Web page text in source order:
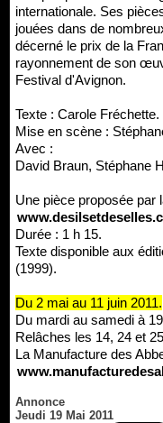
internationale. Ses
jouées dans de
décerné le prix de la
rayonnement de son
Festival d'Avignon.
Texte : Carole Fréchette.
Mise en scène :
Avec :
David Braun, Stéphane
Une pièce proposée par
Durée : 1 h 15.
Texte disponible aux
(1999).
Du 2 mai au 11 juin 2011.
Du mardi au samedi à
Relâches les 14, 24 et
La Manufacture des
Annonce
Jeudi 19 Mai 2011